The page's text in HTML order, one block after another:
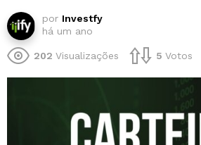
por Investfy
há um ano
202 Visualizações 5 Votos